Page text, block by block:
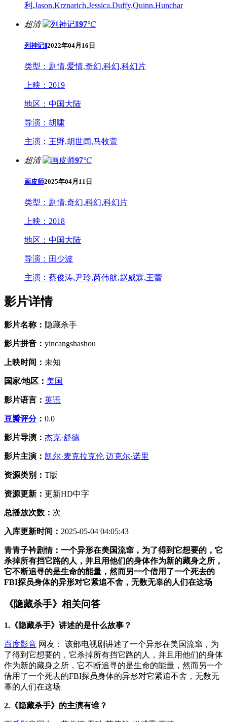
利,Jason,Krznarich,Jessica,Duffy,Quinn,Hunchar
超清 97°C
列神记Ⅱ2022年04月16日
类型： 剧情,爱情,奇幻,科幻,科幻片
上映： 2019
地区： 中国大陆
导演： 胡啸
主演： 王野,胡世闻,马牧萱
超清 97°C
画皮师2025年04月11日
类型： 剧情,奇幻,科幻,科幻片
上映： 2018
地区： 中国大陆
导演： 田少波
主演： 蔡俊涛,尹玲,芮伟航,赵威霖,王蕾
影片详情
影片名称： 隐藏杀手
影片拼音： yincangshashou
上映时间： 未知
国家/地区： 美国
影片语言： 英语
豆瓣评分： 0.0
影片导演： 杰克·舒德
影片主演： 凯尔·麦克拉克伦 迈克尔·诺里
资源类别： T版
资源更新： 更新HD中字
总播放次数： 次
入库更新时间： 2025-05-04 04:05:43
青青子衿剧情：一个异形在美国流窜，为了得到它想要的，它
杀掉所有挡它路的人，并且用他们的身体作为新的藏身之所，
它不断追寻的是生命的能量，然而另一个借用了一个死去的
FBI探员身体的异形对它紧追不舍，无数无辜的人们在这场
《隐藏杀手》相关问答
1.《隐藏杀手》讲述的是什么故事？
百度影音 网友： 该部电视剧讲述了一个异形在美国流窜，为
了得到它想要的，它杀掉所有挡它路的人，并且用他们的身体
作为新的藏身之所，它不断追寻的是生命的能量，然而另一个
借用了一个死去的FBI探员身体的异形对它紧追不舍，无数无
辜的人们在这场
2.《隐藏杀手》的主演有谁？